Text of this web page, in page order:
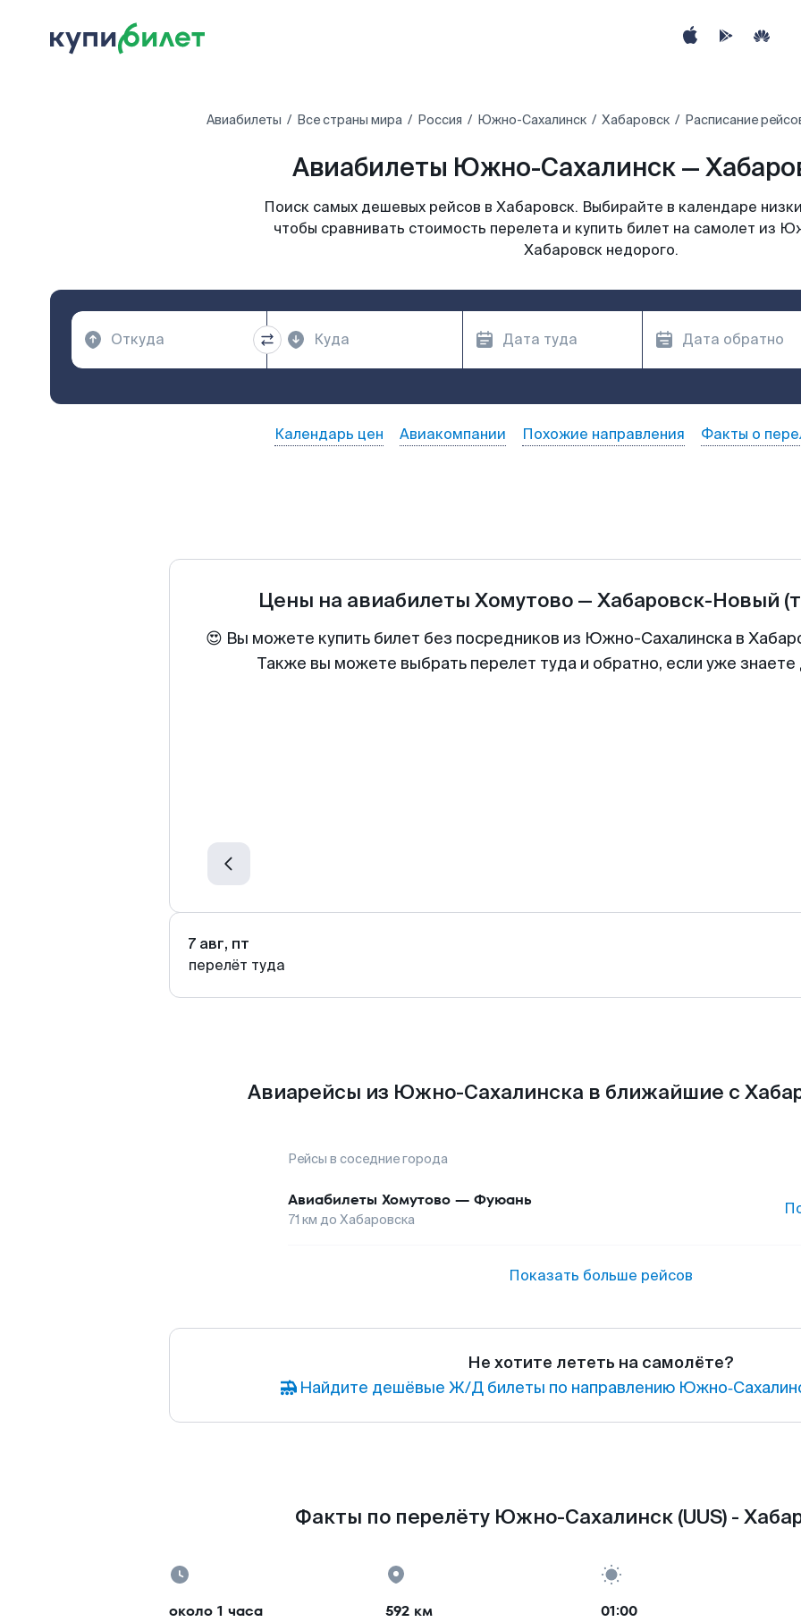
Авиабилеты Все страны мира Россия Южно-Сахалинск Хабаровск Расписание
Авиабилеты Южно-Сахалинск —
Поиск самых дешевых рейсов в Хабаровск. Выбирайте в календаре
чтобы сравнивать стоимость перелета и купить билет на самолет из
Хабаровск недорого.
Календарь цен Авиакомпании Похожие направления Факты о
Цены на авиабилеты Хомутово— Хабаровск-Новый
😍 Вы можете купить билет без посредников из Южно-Сахалинска в
Также вы можете выбрать перелет туда и обратно, если уже
7 авг, пт
перелёт туда
Авиарейсы из Южно-Сахалинска в ближайшие с
Рейсы в соседние города
Авиабилеты Хомутово — Фуюань
71 км до Хабаровска
Показать больше рейсов
Не хотите лететь на самолёте?
Найдите дешёвые Ж/Д билеты по направлению
Факты по перелёту Южно-Сахалинск (UUS) -
около 1 часа 592 км 01:00